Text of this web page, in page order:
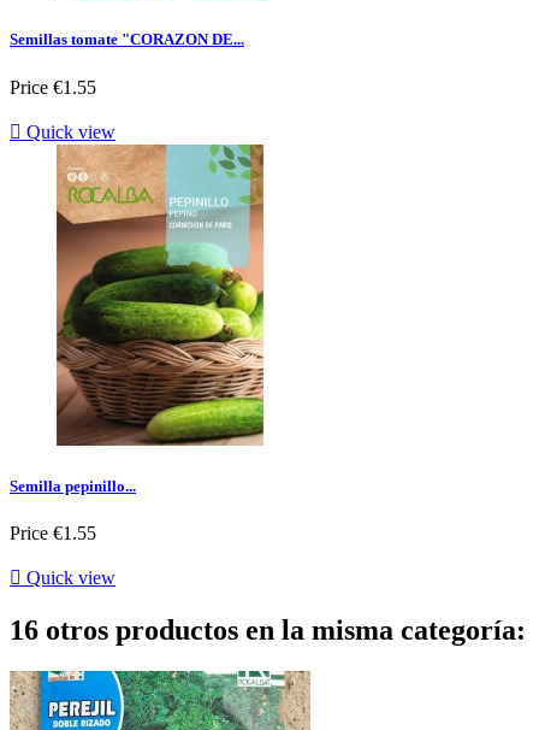
Semillas tomate "CORAZON DE...
Price €1.55
 Quick view
Semilla pepinillo...
Price €1.55
 Quick view
16 otros productos en la misma categoría: